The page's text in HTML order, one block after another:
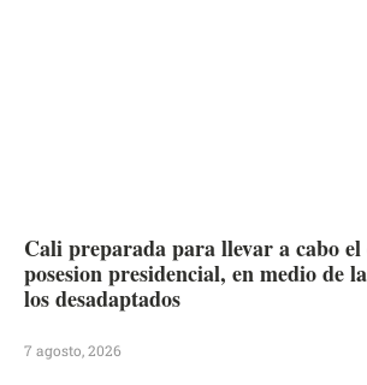
Cali preparada para llevar a cabo el
posesion presidencial, en medio de
los desadaptados
7 agosto, 2026